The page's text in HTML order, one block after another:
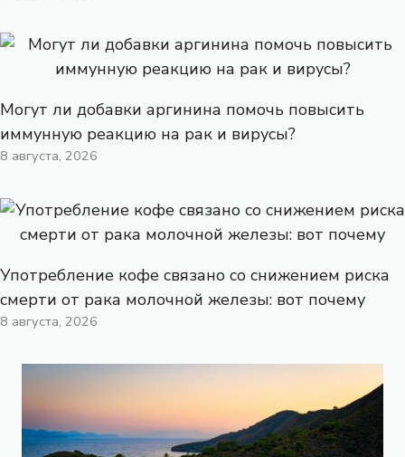
Могут ли добавки аргинина помочь повысить
иммунную реакцию на рак и вирусы?
8 августа, 2026
Употребление кофе связано со снижением риска
смерти от рака молочной железы: вот почему
8 августа, 2026